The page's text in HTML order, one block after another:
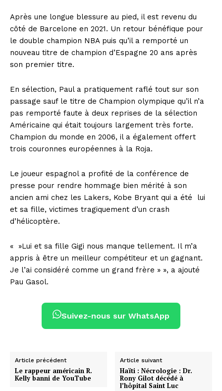
Après une longue blessure au pied, il est revenu du
côté de Barcelone en 2021. Un retour bénéfique pour
le double champion NBA puis qu’il a remporté un
nouveau titre de champion d’Espagne 20 ans après
son premier titre.
En sélection, Paul a pratiquement raflé tout sur son
passage sauf le titre de Champion olympique qu’il n’a
pas remporté faute à deux reprises de la sélection
Américaine qui était toujours largement très forte.
Champion du monde en 2006, il a également offert
trois couronnes européennes à la Roja.
Le joueur espagnol a profité de la conférence de
presse pour rendre hommage bien mérité à son
ancien ami chez les Lakers, Kobe Bryant qui a été
lui
et sa fille, victimes tragiquement d’un crash
d’hélicoptère.
« »Lui et sa fille Gigi nous manque tellement. Il m’a
appris à être un meilleur compétiteur et un gagnant.
Je l’ai considéré comme un grand frère » », a ajouté
Pau Gasol.
Suivez-nous sur WhatsApp
Article précédent
Le rappeur américain R.
Kelly banni de YouTube
Article suivant
Haïti : Nécrologie : Dr.
Rony Gilot décédé à
l’hôpital Saint Luc